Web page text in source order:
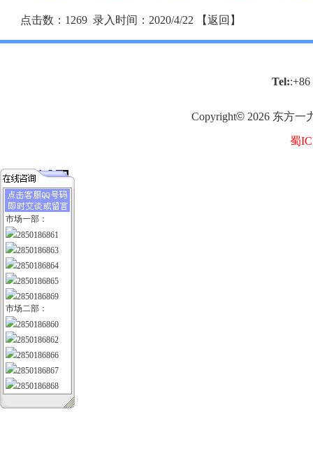
点击数：1269 录入时间：2020/4/22 【返回 】
Tel::+86
Copyright© 2026 东方一
蜀
市场一部：
2850186861
2850186863
2850186864
2850186865
2850186869
市场二部：
2850186860
2850186862
2850186866
2850186867
2850186868